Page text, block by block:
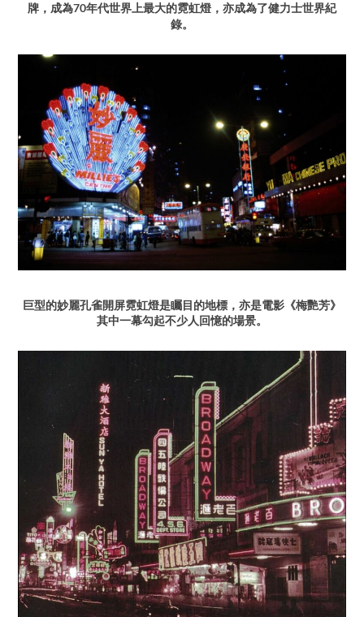
牌，成為70年代世界上最大的霓虹燈，亦成為了健力士世界紀
錄。
巨型的妙麗孔雀開屏霓虹燈是矚目的地標，亦是電影《梅艷芳》
其中一幕勾起不少人回憶的場景。